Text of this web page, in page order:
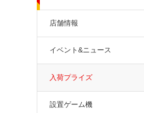
店舗情報
イベント&ニュース
入荷プライズ
設置ゲーム機